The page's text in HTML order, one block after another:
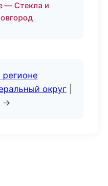
— Стекла и
округ
→